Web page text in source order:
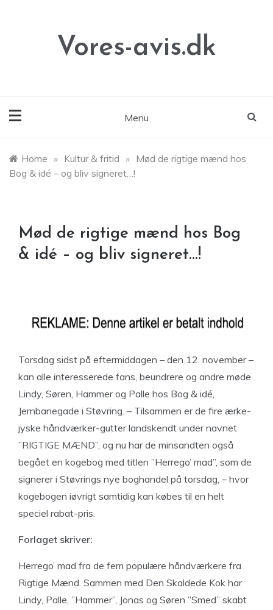
Vores-avis.dk
Menu
Home » Kultur & fritid » Mød de rigtige mænd hos
Bog & idé – og bliv signeret…!
Mød de rigtige mænd hos Bog
& idé – og bliv signeret…!
Torsdag sidst på eftermiddagen – den 12. november –
kan alle interesserede fans, beundrere og andre møde
Lindy, Søren, Hammer og Palle hos Bog & idé,
Jernbanegade i Støvring. – Tilsammen er de fire ærke-
jyske håndværker-gutter landskendt under navnet
”RIGTIGE MÆND”, og nu har de minsandten også
begået en kogebog med titlen ”Herrego’ mad”, som de
signerer i Støvrings nye boghandel på torsdag, – hvor
kogebogen iøvrigt samtidig kan købes til en helt
speciel rabat-pris.
Forlaget skriver:
Herrego’ mad fra de fem populære håndværkere fra
Rigtige Mænd. Sammen med Den Skaldede Kok har
Lindy, Palle, ”Hammer”, Jonas og Søren ”Smed” skabt